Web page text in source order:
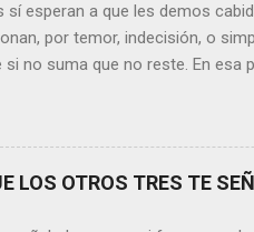
pues los ojos del amor tienen
esperan a que les demos
por temor, indecisión, o
no suma que no reste. En esa
alguna forma a nuestro día a
que en la medida que pasa
de lo difícil es donde más
como el Ave Fénix. Sin
LOS OTROS TRES TE